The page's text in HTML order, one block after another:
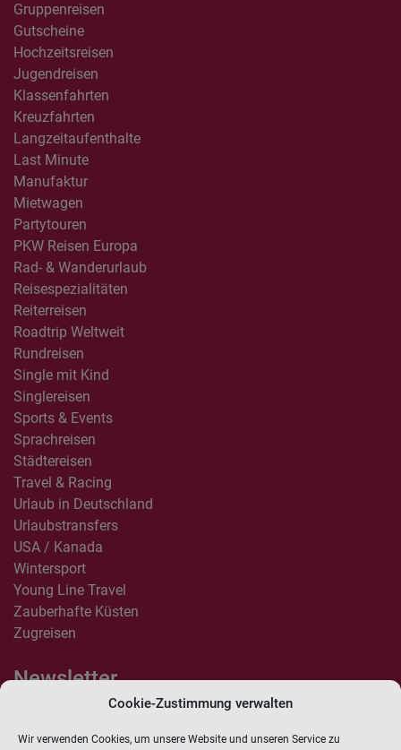
Cookie-Zustimmung verwalten
Wir verwenden Cookies, um unsere Website und unseren Service zu
Gruppenreisen
Gutscheine
Hochzeitsreisen
Jugendreisen
Klassenfahrten
Kreuzfahrten
Langzeitaufenthalte
Last Minute
Manufaktur
Mietwagen
Partytouren
PKW Reisen Europa
Rad- & Wanderurlaub
Reisespezialitäten
Reiterreisen
Roadtrip Weltweit
Rundreisen
Single mit Kind
Singlereisen
Sports & Events
Sprachreisen
Städtereisen
Travel & Racing
Urlaub in Deutschland
Urlaubstransfers
USA / Kanada
Wintersport
Young Line Travel
Zauberhafte Küsten
Zugreisen
Newsletter